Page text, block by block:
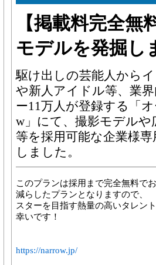
【掲載料完全無
モデルを発掘し
駆け出しの芸能人から
や新人アイドル等、業
ー11万人が登録する「
w」にて、撮影モデルや
等を採用可能な企業様
しました。
このプランは採用まで完全無料で
減らしたプランとなりますので、
スターを目指す熱量の高いタレン
幸いです！
https://narrow.jp/